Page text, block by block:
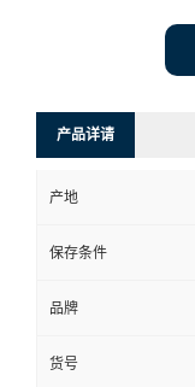
产品详请
产地
保存条件
品牌
货号